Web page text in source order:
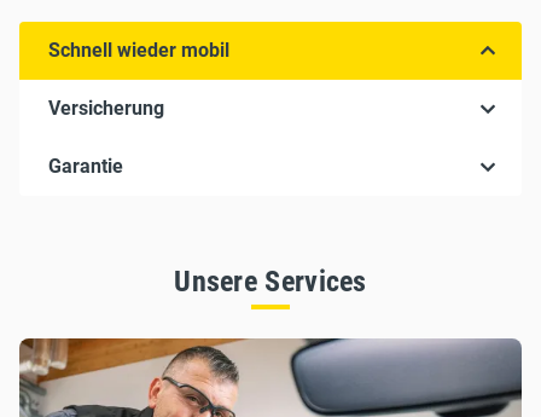
Schnell wieder mobil
Versicherung
Garantie
Unsere Services